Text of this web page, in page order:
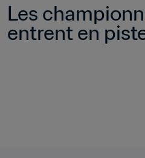
Les
entrent en